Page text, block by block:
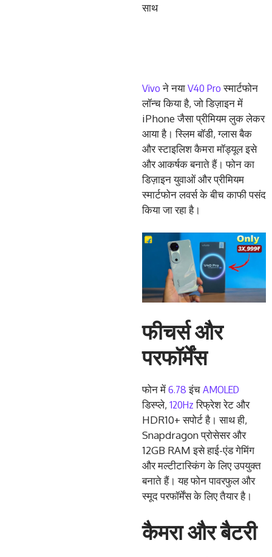
साथ
Vivoने नयाV40 Proस्मार्टफोन
लॉन्च किया है, जो डिज़ाइन में
iPhone जैसा प्रीमियम लुक लेकर
आया है। स्लिम बॉडी, ग्लास बैक
और स्टाइलिश कैमरा मॉड्यूल इसे
और आकर्षक बनाते हैं। फोन का
डिज़ाइन युवाओं और प्रीमियम
स्मार्टफोन लवर्स के बीच काफी पसंद
किया जा रहा है।
फीचर्स और
परफॉर्मेंस
फोन में6.78इंचAMOLED
डिस्प्ले, 120Hzरिफ्रेश रेट और
HDR10+ सपोर्ट है। साथ ही,
Snapdragon प्रोसेसर और
12GB RAM इसे हाई-एंड गेमिंग
और मल्टीटास्किंग के लिए उपयुक्त
बनाते हैं। यह फोन पावरफुल और
स्मूद परफॉर्मेंस के लिए तैयार है।
कैमरा और बैटरी